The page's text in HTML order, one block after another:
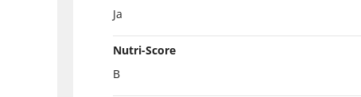
Ja
Nutri-Score
B